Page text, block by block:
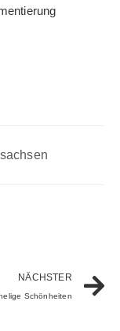
NÄCHSTER
Schönheiten